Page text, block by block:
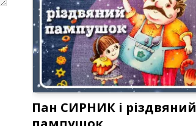
Пан СИРНИК і різдвяний